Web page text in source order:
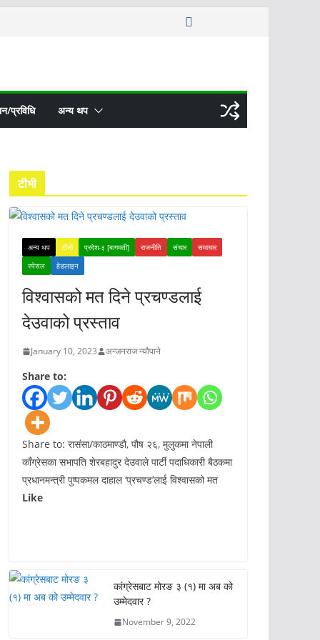
प्रविधि अन्य थप
टीभी
अन्य थप टीभी प्रदेश-३ [बागमती] राजनीति संचार
समाचार
स्पेसल
हेडलाइन
विश्वासको मत दिने प्रचण्डलाई
देउवाको प्रस्ताव
January 10, 2023 अन्जनराज न्यौपाने
Share to:
Share to: रासंसा/काठमाण्डौ, पौष २६, मुलुकमा नेपाली
काँग्रेसका सभापति शेरबहादुर देउवाले पार्टी पदाधिकारी बैठकमा
प्रधानमन्त्री पुष्पकमल दाहाल ‘प्रचण्ड’लाई विश्वासको मत
Like
कांग्रेसबाट मोरङ ३ (१) मा अब को
उम्मेदवार ?
November 9, 2022